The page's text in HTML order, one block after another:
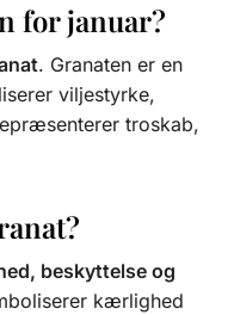
for januar?
. Granaten er en
viljestyrke,
troskab,
beskyttelse og
kærlighed